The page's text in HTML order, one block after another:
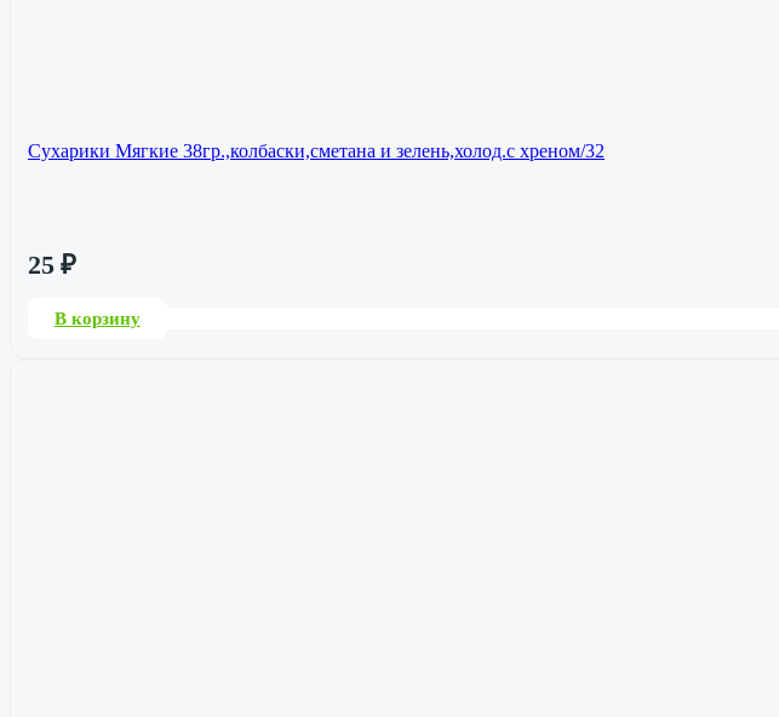
Сухарики Мягкие 38гр.,колбаски,сметана и зелень,холод.с хреном/32
25 ₽
В корзину